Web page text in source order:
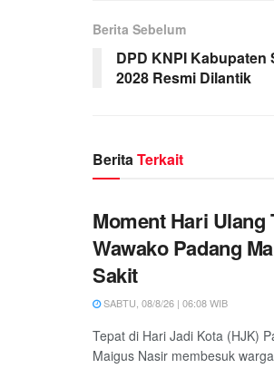
Berita Sebelum
DPD KNPI Kabupaten
2028 Resmi Dilantik
BeritaTerkait
Moment Hari Ulang
Wawako Padang
Sakit
SABTU, 08/8/26 | 06:08 WIB
Tepat di Hari Jadi Kota (HJK)
Maigus Nasir membesuk